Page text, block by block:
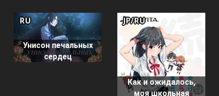
Унисон печальных
сердец
RU
Как и ожидалось,
моя школьная
JP/RU